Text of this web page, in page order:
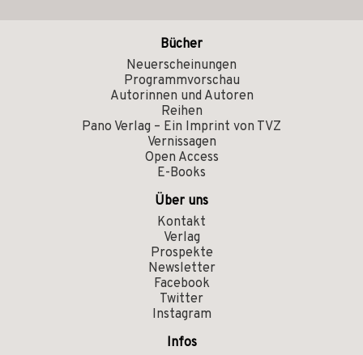
Bücher
Neuerscheinungen
Programmvorschau
Autorinnen und Autoren
Reihen
Pano Verlag – Ein Imprint von TVZ
Vernissagen
Open Access
E-Books
Über uns
Kontakt
Verlag
Prospekte
Newsletter
Facebook
Twitter
Instagram
Infos